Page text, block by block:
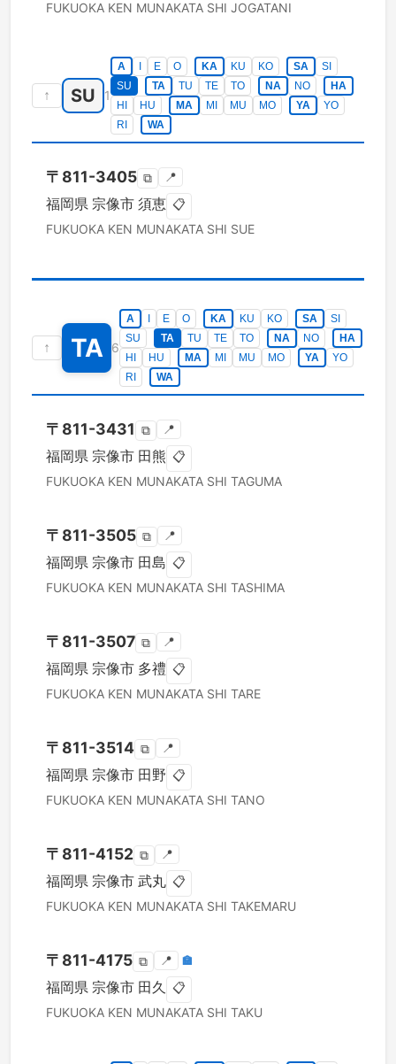
FUKUOKA KEN MUNAKATA SHI JOGATANI
↑ SU 1
A E O KA KU KO SA
SI
SU
TA TU TE TO NA NO
HA
HI
HU MA MI MU MO YA
YO
RI
WA
〒 811-3405 ⧉ 📍
福岡県 宗像市 須恵 📋
FUKUOKA KEN MUNAKATA SHI SUE
↑ TA 6
A E O KA KU KO SA
SI
SU
TA TU TE TO NA NO
HA
HI
HU MA MI MU MO YA
YO
RI
WA
〒 811-3431 ⧉ 📍
福岡県 宗像市 田熊 📋
FUKUOKA KEN MUNAKATA SHI TAGUMA
〒 811-3505 ⧉ 📍
福岡県 宗像市 田島 📋
FUKUOKA KEN MUNAKATA SHI TASHIMA
〒 811-3507 ⧉ 📍
福岡県 宗像市 多禮 📋
FUKUOKA KEN MUNAKATA SHI TARE
〒 811-3514 ⧉ 📍
福岡県 宗像市 田野 📋
FUKUOKA KEN MUNAKATA SHI TANO
〒 811-4152 ⧉ 📍
福岡県 宗像市 武丸 📋
FUKUOKA KEN MUNAKATA SHI TAKEMARU
〒 811-4175 ⧉ 📍 🏣
福岡県 宗像市 田久 📋
FUKUOKA KEN MUNAKATA SHI TAKU